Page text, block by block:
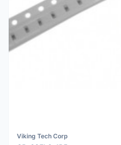
Viking Tech Corp